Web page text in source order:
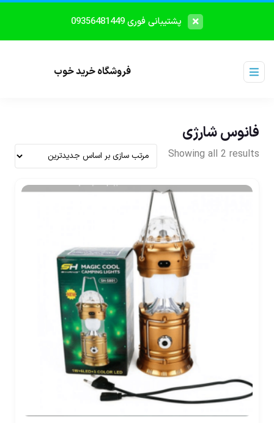
پشتیبانی فوری 09356481449
فروشگاه خرید خوب
فانوس شارژی
Showing all 2 results